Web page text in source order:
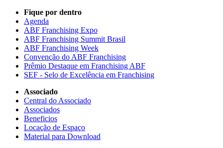
Fique por dentro
Agenda
ABF Franchising Expo
ABF Franchising Summit Brasil
ABF Franchising Week
Convenção do ABF Franchising
Prêmio Destaque em Franchising ABF
SEF - Selo de Excelência em Franchising
Associado
Central do Associado
Associados
Beneficios
Locação de Espaço
Material para Download